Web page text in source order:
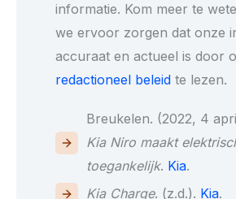
informatie. Kom meer te
we ervoor zorgen dat onze
accuraat en actueel is door
redactioneel beleid te lezen.
Breukelen. (2022, 4
Kia Niro maakt
toegankelijk. Kia.
Kia Charge. (z.d.). Kia.